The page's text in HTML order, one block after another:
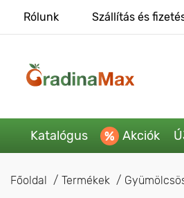
Rólunk Szállítás és
Katalógus Akciók
Főoldal Termékek